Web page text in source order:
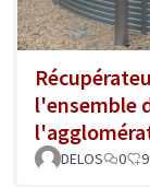
l'ensemble
DELOS 0 9